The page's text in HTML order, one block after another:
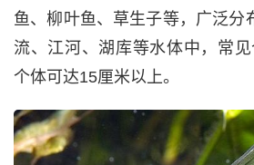
鱼、柳叶鱼、草生子等，广泛分
流、江河、湖库等水体中，常
个体可达15厘米以上。